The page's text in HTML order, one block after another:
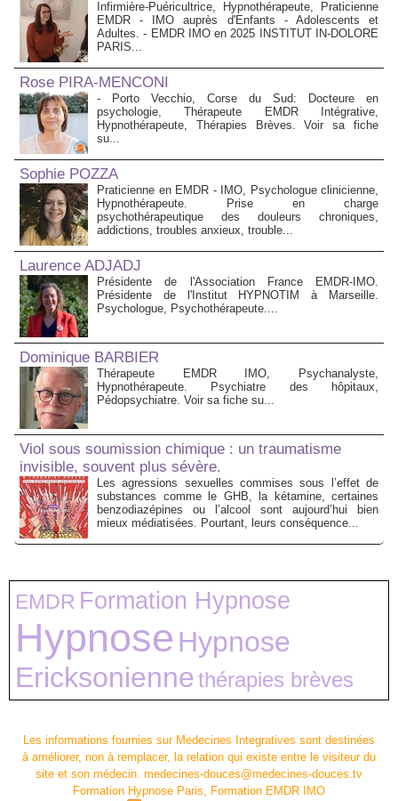
Infirmière-Puéricultrice, Hypnothérapeute, Praticienne
EMDR - IMO auprès d'Enfants - Adolescents et
Adultes. - EMDR IMO en 2025 INSTITUT IN-DOLORE
PARIS...
Rose PIRA-MENCONI
- Porto Vecchio, Corse du Sud: Docteure en
psychologie, Thérapeute EMDR Intégrative,
Hypnothérapeute, Thérapies Brèves. Voir sa fiche
su...
Sophie POZZA
Praticienne en EMDR - IMO, Psychologue clinicienne,
Hypnothérapeute. Prise en charge
psychothérapeutique des douleurs chroniques,
addictions, troubles anxieux, trouble...
Laurence ADJADJ
Présidente de l'Association France EMDR-IMO.
Présidente de l'Institut HYPNOTIM à Marseille.
Psychologue, Psychothérapeute....
Dominique BARBIER
Thérapeute EMDR IMO, Psychanalyste,
Hypnothérapeute. Psychiatre des hôpitaux,
Pédopsychiatre. Voir sa fiche su...
Viol sous soumission chimique : un traumatisme
invisible, souvent plus sévère.
Les agressions sexuelles commises sous l’effet de
substances comme le GHB, la kétamine, certaines
benzodiazépines ou l’alcool sont aujourd’hui bien
mieux médiatisées. Pourtant, leurs conséquence...
EMDR Formation Hypnose
Hypnose Hypnose
Ericksoniennethérapies brèves
Les informations fournies sur Medecines Integratives sont destinées
à améliorer, non à remplacer, la relation qui existe entre le visiteur du
site et son médecin. medecines-douces@medecines-douces.tv
Formation Hypnose Paris, Formation EMDR IMO